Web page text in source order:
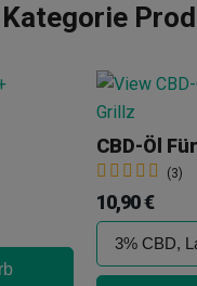
(3)
10,90 €